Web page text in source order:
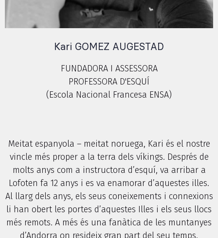
Kari GOMEZ AUGESTAD
FUNDADORA I ASSESSORA
PROFESSORA D'ESQUÍ
(Escola Nacional Francesa ENSA)
Meitat espanyola – meitat noruega, Kari és el nostre
vincle més proper a la terra dels víkings. Després de
molts anys com a instructora d’esquí, va arribar a
Lofoten fa 12 anys i es va enamorar d’aquestes illes.
Al llarg dels anys, els seus coneixements i connexions
li han obert les portes d’aquestes Illes i els seus llocs
més remots. A més és una fanàtica de les muntanyes
d’Andorra on resideix gran part del seu temps.